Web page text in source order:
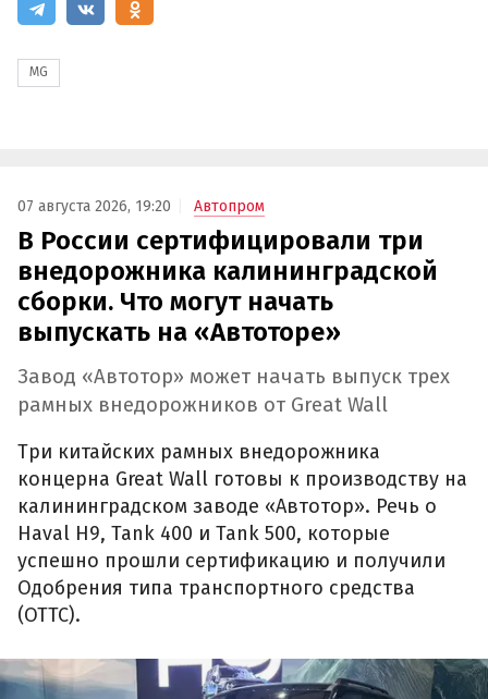
MG
07 августа 2026, 19:20 Автопром
В России сертифицировали три
внедорожника калининградской
сборки. Что могут начать
выпускать на «Автоторе»
Завод «Автотор» может начать выпуск трех
рамных внедорожников от Great Wall
Три китайских рамных внедорожника
концерна Great Wall готовы к производству на
калининградском заводе «Автотор». Речь о
Haval H9, Tank 400 и Tank 500, которые
успешно прошли сертификацию и получили
Одобрения типа транспортного средства
(ОТТС).